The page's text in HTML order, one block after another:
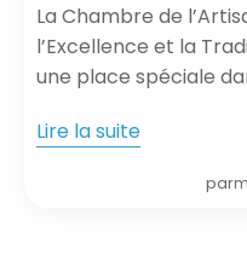
La Chambre de
l’Excellence et la
une place spéciale
Lire la suite
par